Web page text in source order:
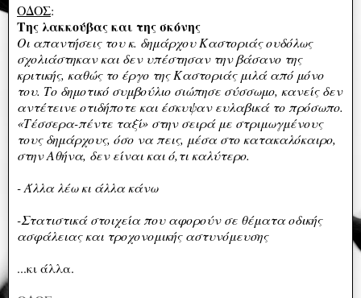
ΟΔΟΣ:
Της λακκούβας και της σκόνης
Οι απαντήσεις του κ. δημάρχου Καστοριάς ουδόλως
σχολιάστηκαν και δεν υπέστησαν την βάσανο της
κριτικής, καθώς το έργο της Καστοριάς μιλά από μόνο
του. Το δημοτικό συμβούλιο σιώπησε σύσσωμο, κανείς δεν
αντέτεινε οτιδήποτε και έσκυψαν ευλαβικά το πρόσωπο.
«Τέσσερα-πέντε ταξί» στην σειρά με στριμωγμένους
τους δημάρχους, όσο να πεις, μέσα στο κατακαλόκαιρο,
στην Αθήνα, δεν είναι και ό,τι καλύτερο.
- Άλλα λέω κι άλλα κάνω
-Στατιστικά στοιχεία που αφορούν σε θέματα οδικής
ασφάλειας και τροχονομικής αστυνόμευσης
...κι άλλα.